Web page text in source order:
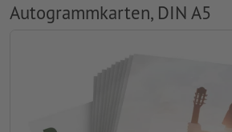
Autogrammkarten, DIN A5